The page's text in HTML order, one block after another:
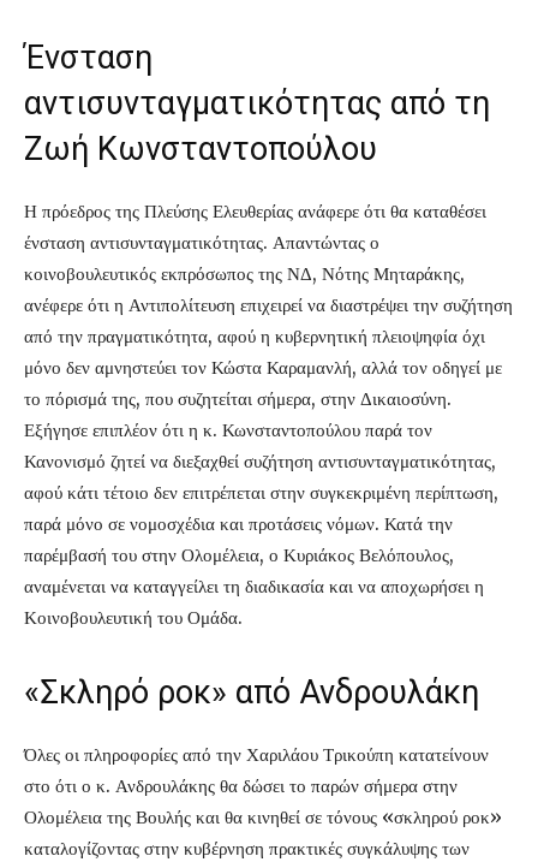
Ένσταση
αντισυνταγματικότητας από τη
Ζωή Κωνσταντοπούλου
Η πρόεδρος της Πλεύσης Ελευθερίας ανάφερε ότι θα καταθέσει
ένσταση αντισυνταγματικότητας. Απαντώντας ο
κοινοβουλευτικός εκπρόσωπος της ΝΔ, Νότης Μηταράκης,
ανέφερε ότι η Αντιπολίτευση επιχειρεί να διαστρέψει την συζήτηση
από την πραγματικότητα, αφού η κυβερνητική πλειοψηφία όχι
μόνο δεν αμνηστεύει τον Κώστα Καραμανλή, αλλά τον οδηγεί με
το πόρισμά της, που συζητείται σήμερα, στην Δικαιοσύνη.
Εξήγησε επιπλέον ότι η κ. Κωνσταντοπούλου παρά τον
Κανονισμό ζητεί να διεξαχθεί συζήτηση αντισυνταγματικότητας,
αφού κάτι τέτοιο δεν επιτρέπεται στην συγκεκριμένη περίπτωση,
παρά μόνο σε νομοσχέδια και προτάσεις νόμων. Κατά την
παρέμβασή του στην Ολομέλεια, ο Κυριάκος Βελόπουλος,
αναμένεται να καταγγείλει τη διαδικασία και να αποχωρήσει η
Κοινοβουλευτική του Ομάδα.
«Σκληρό ροκ» από Ανδρουλάκη
Όλες οι πληροφορίες από την Χαριλάου Τρικούπη κατατείνουν
στο ότι ο κ. Ανδρουλάκης θα δώσει το παρών σήμερα στην
Ολομέλεια της Βουλής και θα κινηθεί σε τόνους «σκληρού ροκ»
καταλογίζοντας στην κυβέρνηση πρακτικές συγκάλυψης των